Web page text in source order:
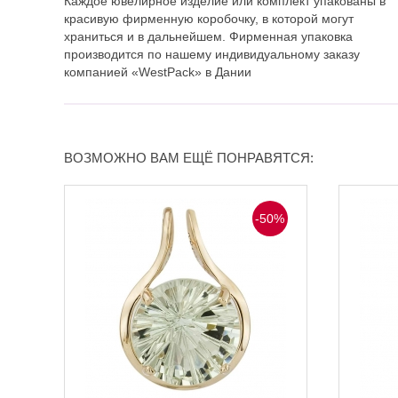
красивую фирменную коробочку, в которой могут
храниться и в дальнейшем. Фирменная упаковка
производится по нашему индивидуальному заказу
компанией «WestPack» в Дании
ВОЗМОЖНО ВАМ ЕЩЁ ПОНРАВЯТСЯ:
-50%